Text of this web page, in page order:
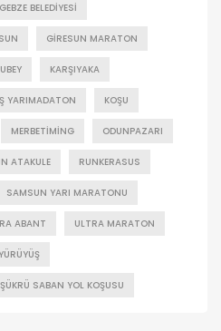
GEBZE BELEDIYESI
GIRESUN MARATON
KARŞIYAKA
YARIMADATON KOŞU
MERBETIMING ODUNPAZARI
ATAKULE RUNKERASUS
SAMSUN YARI MARATONU
ABANT ULTRA MARATON
YÜRÜYÜŞ
ŞÜKRÜ SABAN YOL KOŞUSU